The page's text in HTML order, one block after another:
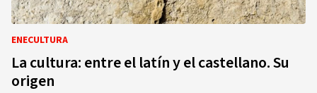
ENECULTURA
La cultura: entre el latín y el castellano. Su
origen